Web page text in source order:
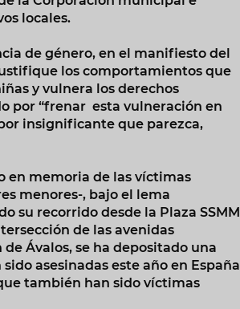
locales.
de género, en el manifiesto del
los comportamientos que
y vulnera los derechos
por “frenar esta vulneración en
insignificante que parezca,
en memoria de las víctimas
menores-, bajo el lema
su recorrido desde la Plaza SSMM
de las avenidas
Ávalos, se ha depositado una
asesinadas este año en España
también han sido víctimas